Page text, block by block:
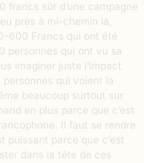
francs sûr d’une campagne
près à mi-chemin là,
600 Francs qui ont été
personnes qui ont vu sa
imaginer juste l’impact
qui voient la
beaucoup surtout sur
en plus parce que c’est
Il faut se rendre
puissant parce que c’est
dans la tête de ces